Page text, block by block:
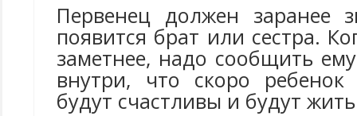
Первенец должен заранее
появится брат или сестра.
заметнее, надо сообщить
внутри, что скоро
будут счастливы и будут